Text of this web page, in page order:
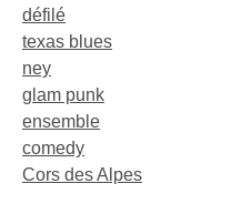
défilé
texas blues
ney
glam punk
ensemble
comedy
Cors des Alpes